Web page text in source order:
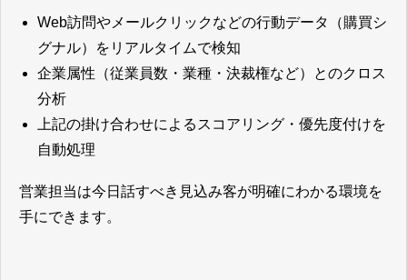
Web訪問やメールクリックなどの行動データ（購買シ
グナル）をリアルタイムで検知
企業属性（従業員数・業種・決裁権など）とのクロス
分析
上記の掛け合わせによるスコアリング・優先度付けを
自動処理
営業担当は今日話すべき見込み客が明確にわかる環境を
手にできます。